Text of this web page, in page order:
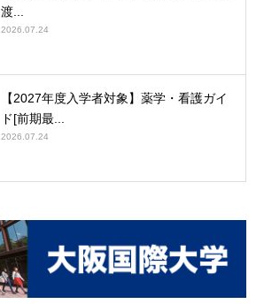
渡...
2026.07.24
【2027年度入学者対象】薬学・看護ガイ
ド[前期最...
2026.07.24